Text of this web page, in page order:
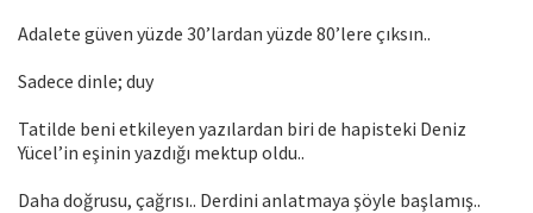
Adalete güven yüzde 30’lardan yüzde 80’lere çıksın..
Sadece dinle; duy
Tatilde beni etkileyen yazılardan biri de hapisteki Deniz
Yücel’in eşinin yazdığı mektup oldu..
Daha doğrusu, çağrısı.. Derdini anlatmaya şöyle başlamış..